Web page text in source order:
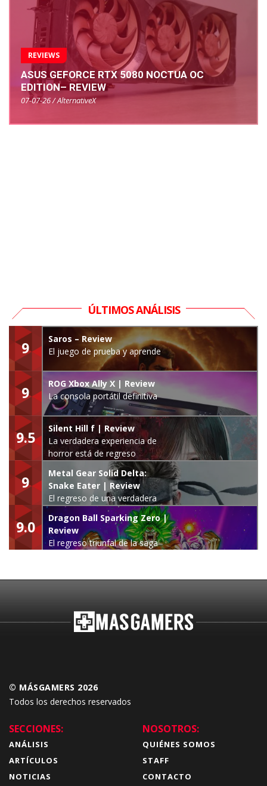
REVIEWS
ASUS GEFORCE RTX 5080 NOCTUA OC
EDITION– REVIEW
07-07-26 / AlternativeX
ÚLTIMOS ANÁLISIS
9
Saros – Review
El juego de prueba y aprende
9
ROG Xbox Ally X | Review
La consola portátil definitiva
9.5
Silent Hill f | Review
La verdadera experiencia de
horror está de regreso
9
Metal Gear Solid Delta:
Snake Eater | Review
El regreso de una verdadera
leyenda
9.0
Dragon Ball Sparking Zero |
Review
El regreso triunfal de la saga
© MÁSGAMERS 2026
Todos los derechos reservados
SECCIONES:
ANÁLISIS
ARTÍCULOS
NOTICIAS
NOSOTROS:
QUIÉNES SOMOS
STAFF
CONTACTO